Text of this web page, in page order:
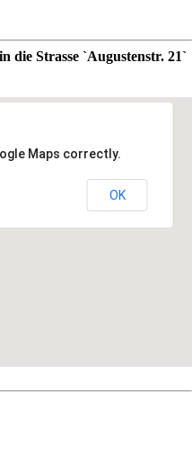
die Strasse `Augustenstr. 21`
Maps correctly.
OK